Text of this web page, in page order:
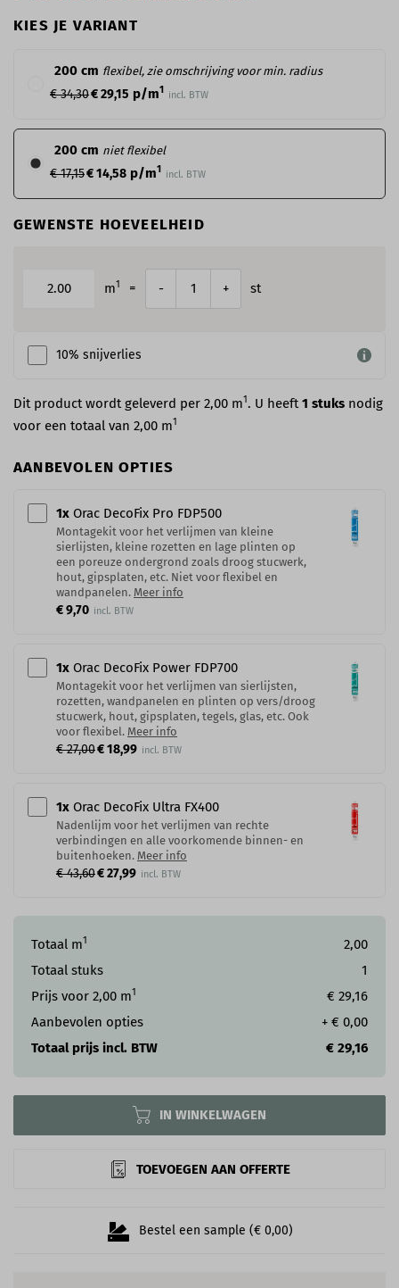
KIES JE VARIANT
200 cm flexibel, zie omschrijving voor min. radius
€ 34,30€ 29,15 p/m1 incl. BTW
200 cm niet flexibel
€ 17,15€ 14,58 p/m1 incl. BTW
GEWENSTE HOEVEELHEID
m1 = - + st
10% snijverlies
Dit product wordt geleverd per 2,00 m1. U heeft1 stuks nodig
voor een totaal van 2,00 m1
Totaal m1
2,00
Totaal stuks
1
Prijs voor 2,00 m1
€ 29,16
Aanbevolen opties
+ € 0,00
Totaal prijs incl. BTW
€ 29,16
AANBEVOLEN OPTIES
1x Orac DecoFix Pro​ FDP500
Montagekit voor het verlijmen van kleine
sierlijsten, kleine rozetten en lage plinten op
een poreuze ondergrond zoals droog stucwerk,
hout, gipsplaten, etc. Niet voor flexibel en
wandpanelen. Meer info
€ 9,70
1x Orac DecoFix Power​ FDP700
Montagekit voor het verlijmen van sierlijsten,
rozetten, wandpanelen en plinten op vers/droog
stucwerk, hout, gipsplaten, tegels, glas, etc. Ook
voor flexibel. Meer info
€ 27,00€ 18,99
1x Orac DecoFix Ultra FX400
Nadenlijm voor het verlijmen van rechte
verbindingen en alle voorkomende binnen- en
buitenhoeken. Meer info
€ 43,60€ 27,99
Bestel een sample (€ 0,00)
IN WINKELWAGEN
TOEVOEGEN AAN OFFERTE